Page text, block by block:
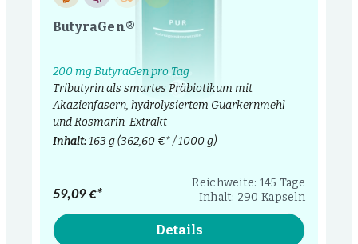
ButyraGen®
200 mg ButyraGen pro Tag
Tributyrin als smartes Präbiotikum mit
Akazienfasern, hydrolysiertem Guarkernmehl
und Rosmarin-Extrakt
Inhalt:163 g(362,60 €* / 1000 g)
Reichweite: 145 Tage
Inhalt: 290 Kapseln
59,09 €*
Details